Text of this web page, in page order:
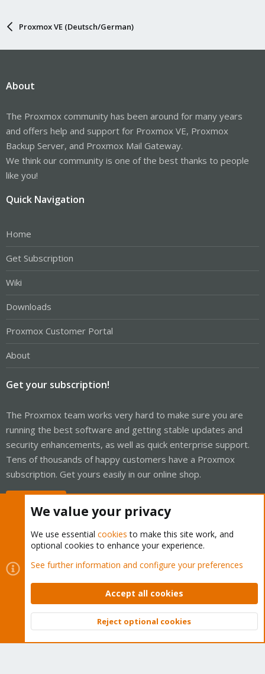
Proxmox VE (Deutsch/German)
About
The Proxmox community has been around for many years
and offers help and support for Proxmox VE, Proxmox
Backup Server, and Proxmox Mail Gateway.
We think our community is one of the best thanks to people
like you!
Quick Navigation
Home
Get Subscription
Wiki
Downloads
Proxmox Customer Portal
About
Get your subscription!
The Proxmox team works very hard to make sure you are
running the best software and getting stable updates and
security enhancements, as well as quick enterprise support.
Tens of thousands of happy customers have a Proxmox
subscription. Get yours easily in our online shop.
Cookies
Proxmox Support Forum - Light Mode
Contact us
Terms and rules Privacy policy Help Home
Community platform by XenForo © 2010-2026 XenForo Ltd.
Top
We value your privacy
We use essential cookies to make this site work, and
optional cookies to enhance your experience.
See further information and configure your preferences
Accept all cookies
Reject optional cookies